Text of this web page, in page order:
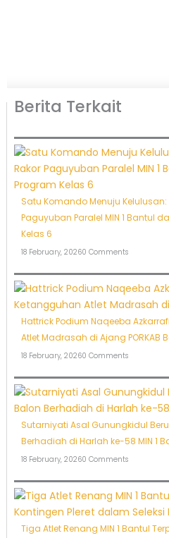
Berita Terkait
Satu Komando Menuju Kelulusan:
Paguyuban Paralel MIN 1 Bantul
Kelas 6
18 February, 20260 Comments
Hattrick Podium Naqeeba
Atlet Madrasah di Ajang PORKAB
18 February, 20260 Comments
Sutarniyati Asal Gunungkidul
Berhadiah di Harlah ke-58 MIN 1
18 February, 20260 Comments
Tiga Atlet Renang MIN 1 Bantul